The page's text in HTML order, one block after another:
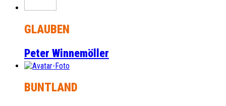
GLAUBEN
Peter Winnemöller
BUNTLAND